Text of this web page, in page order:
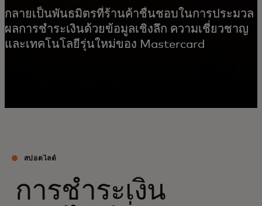
กลายเป็นพันธมิตรที่ร้านค้าชื่นชอบในการประมวล
ผลการชำระเงินด้วยข้อมูลเชิงลึก ความเชี่ยวชาญ
และเทคโนโลยีรุ่นใหม่ของ Mastercard
สปอตไลต์
การชำระเงิน